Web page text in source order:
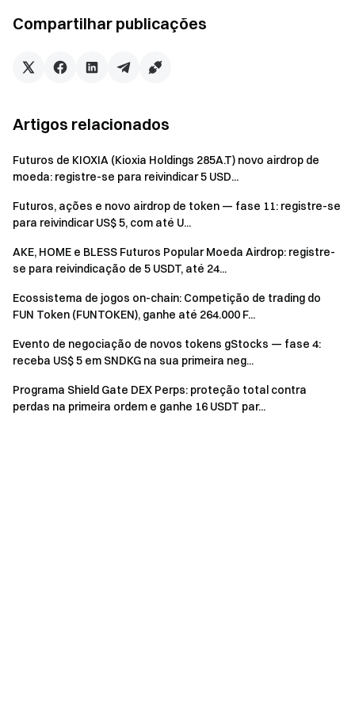
agora] na página do evento para se registrar e concluir
Na [Recompensa 1], "novos negociadores de futuros"
de futuros desde o cadastro.
de futuros perpétuos XAU/USDT, XAG/USDT, CL/USDT e
quantidade comprada + quantidade vendida.
as recompensas serão creditadas nas contas dos
usuários em até 14 dias úteis após o término do evento.
Se um usuário participar de outros eventos
semelhantes na Gate ao mesmo tempo, receberá a
recompensa de apenas um evento.
Cadastros em massa de contas falsas, manipulação
Compartilhar publicações
Artigos relacionados
Futuros de KIOXIA (Kioxia Holdings 285A.T) novo airdrop de
moeda: registre-se para reivindicar 5 USD...
Futuros, ações e novo airdrop de token — fase 11: registre-se
para reivindicar US$ 5, com até U...
AKE, HOME e BLESS Futuros Popular Moeda Airdrop: registre-
se para reivindicação de 5 USDT, até 24...
Ecossistema de jogos on-chain: Competição de trading do
FUN Token (FUNTOKEN), ganhe até 264.000 F...
Evento de negociação de novos tokens gStocks — fase 4:
receba US$ 5 em SNDKG na sua primeira neg...
Programa Shield Gate DEX Perps: proteção total contra
perdas na primeira ordem e ganhe 16 USDT par...